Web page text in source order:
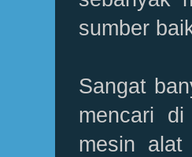
sumber
Sangat
mencari
mesin